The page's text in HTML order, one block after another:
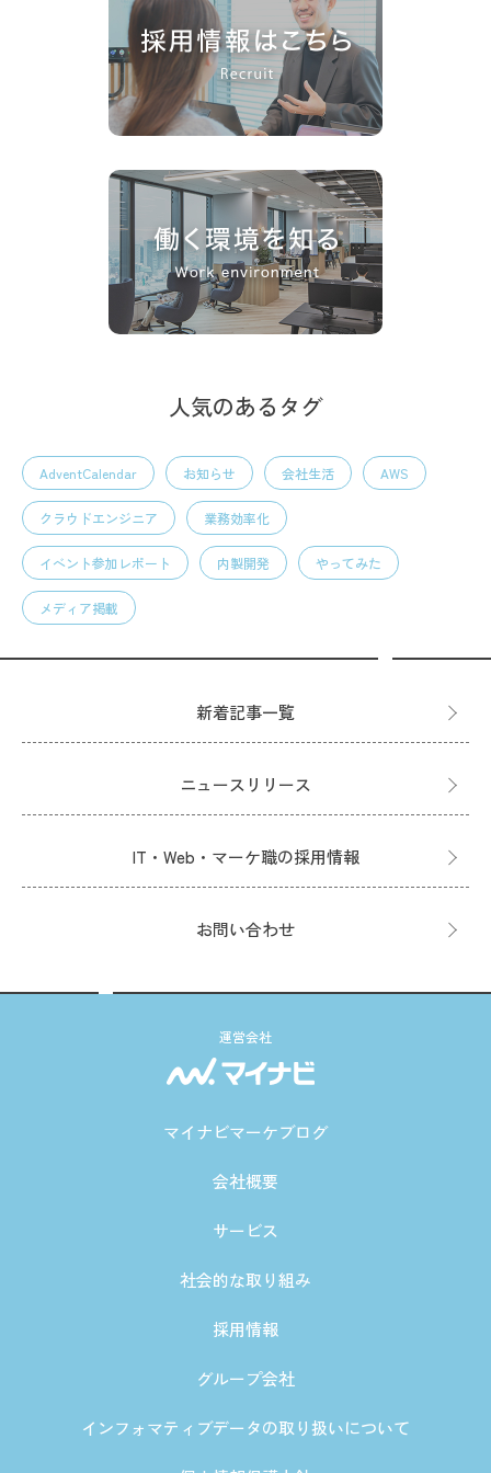
人気のあるタグ
AdventCalendar お知らせ 会社生活 AWS
クラウドエンジニア 業務効率化
イベント参加レポート 内製開発 やってみた
メディア掲載
新着記事一覧
ニュースリリース
IT・Web・マーケ職の採用情報
お問い合わせ
運営会社
マイナビマーケブログ
会社概要
サービス
社会的な取り組み
採用情報
グループ会社
インフォマティブデータの取り扱いについて